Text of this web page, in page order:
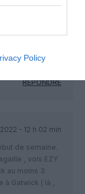
Policy
2022 - 9 h 28 min
fois
dans la
est en place.
RÉPONDRE
- 12 h 02 min
de semaine.
, vols EZY
au moins 3
à Gatwick ( là ,